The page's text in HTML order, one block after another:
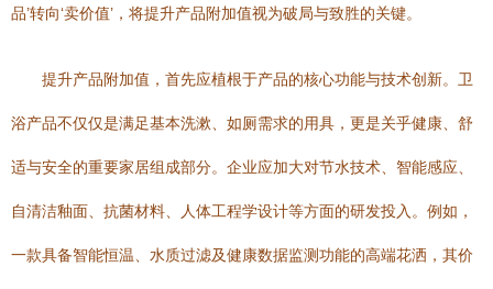
品’转向‘卖价值’，将提升产品附加值视为破局与致胜的关键。
提升产品附加值，首先应植根于产品的核心功能与技术创新。卫
浴产品不仅仅是满足基本洗漱、如厕需求的用具，更是关乎健康、舒
适与安全的重要家居组成部分。企业应加大对节水技术、智能感应、
自清洁釉面、抗菌材料、人体工程学设计等方面的研发投入。例如，
一款具备智能恒温、水质过滤及健康数据监测功能的高端花洒，其价